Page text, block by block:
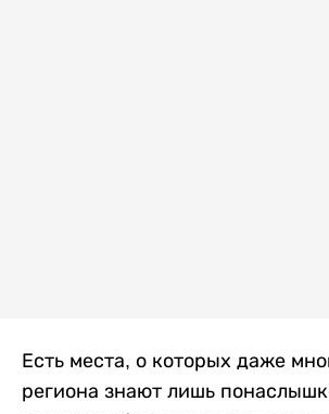
Есть места, о которых даже
региона знают лишь